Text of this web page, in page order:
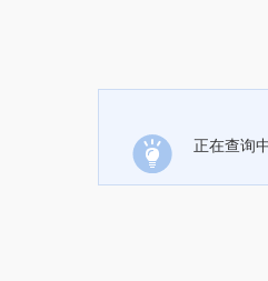
正在查询